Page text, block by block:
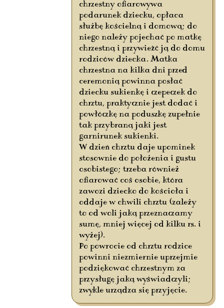
chrzestny ofiarowywa
podarunek dziecku, opłaca
służbę kościelną i domową; do
niego należy pojechać po matkę
chrzestną i przywieźć ją do domu
rodziców dziecka. Matka
chrzestna na kilka dni przed
ceremonią powinna posłać
dziecku sukienkę i czepeczek do
chrztu, praktycznie jest dodać i
powłóczkę na poduszkę zupełnie
tak przybraną jaki jest
garnirunek sukienki.
W dzień chrztu daje upominek
stosownie do położenia i gustu
osobistego; trzeba również
ofiarować coś osobie, która
zawozi dziecko do kościoła i
oddaje w chwili chrztu (zależy
to od woli jaką przeznaczamy
sumę, mniej więcej od kilku rs. i
wyżej).
Po powrocie od chrztu rodzice
powinni niezmiernie uprzejmie
podziękować chrzestnym za
przysługę jaką wyświadczyli;
zwykle urządza się przyjęcie.